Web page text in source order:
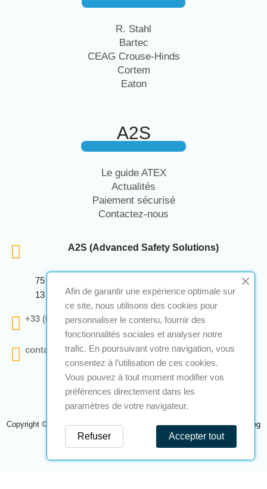
R. Stahl
Bartec
CEAG Crouse-Hinds
Cortem
Eaton
A2S
Le guide ATEX
Actualités
Paiement sécurisé
Contactez-nous
A2S (Advanced Safety Solutions)
75 Avenue Marcellin Berthelot Anthelios Bâtiment E
13 290 Aix En Provence
+33 (0)4 12 28 00 69
contact@a2s-atex.com
Copyright © 2026 A2S Atex. Tous droits réservés. Une réalisationNavilog
Afin de garantir une expérience optimale sur
ce site, nous utilisons des cookies pour
personnaliser le contenu, fournir des
fonctionnalités sociales et analyser notre
trafic. En poursuivant votre navigation, vous
consentez à l’utilisation de ces cookies.
Vous pouvez à tout moment modifier vos
préférences directement dans les
paramètres de votre navigateur.
Accepter tout
Refuser